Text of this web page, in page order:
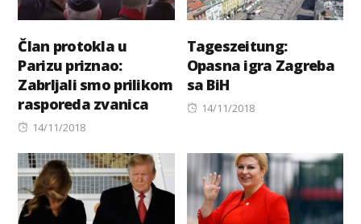
Član protokla u
Parizu priznao:
Zabrljali smo prilikom
rasporeda zvanica
Posted
14/11/2018
Tageszeitung:
Opasna igra Zagreba
sa BiH
Posted
14/11/2018